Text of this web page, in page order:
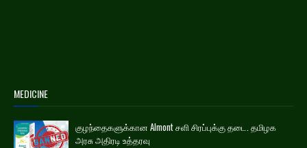
MEDICINE
குழந்தைகளுக்கான Almont சளி சிரப்புக்கு தடை. தமிழக
அரசு அதிரடி உத்தரவு